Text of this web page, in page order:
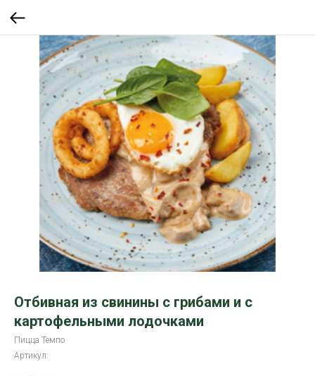
Отбивная из свинины с грибами и с
картофельными лодочками
Пицца Темпо
Артикул: